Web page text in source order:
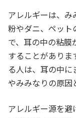
アレルギーは、
粉やダニ、ペット
で、耳の中の粘
することがありま
る人は、耳の中
やみみなりの原因
アレルギー源を